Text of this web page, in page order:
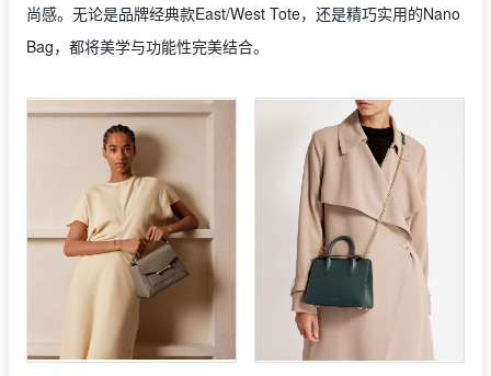
尚感。无论是品牌经典款East/West Tote，还是精巧实用的Nano
Bag，都将美学与功能性完美结合。